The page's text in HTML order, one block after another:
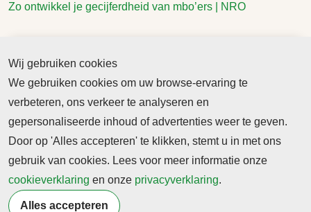
Zo ontwikkel je gecijferdheid van mbo’ers | NRO
Zo ontwikkel je
gecijferdheid van
mbo’ers | NRO
Zo ontwikkel je gecijferdheid van mbo’ers | NRO
09 september 2025
Zo ontwikkel je gecijferdheid van mbo’ers | NRO
Wij gebruiken cookies
We gebruiken cookies om uw browse-ervaring te
verbeteren, ons verkeer te analyseren en
gepersonaliseerde inhoud of advertenties weer te geven.
Door op 'Alles accepteren' te klikken, stemt u in met ons
gebruik van cookies. Lees voor meer informatie onze
cookieverklaring en onze privacyverklaring.
Alles accepteren